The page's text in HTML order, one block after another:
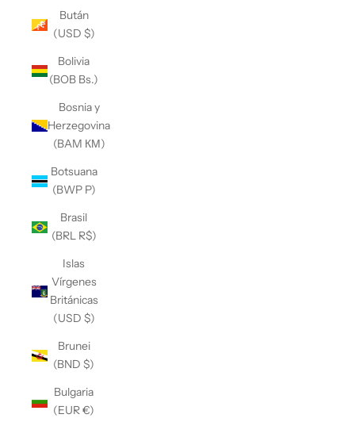
Bután
(USD $)
Bolivia
(BOB Bs.)
Bosnia y
Herzegovina
(BAM КМ)
Botsuana
(BWP P)
Brasil
(BRL R$)
Islas
Vírgenes
Británicas
(USD $)
Brunei
(BND $)
Bulgaria
(EUR €)